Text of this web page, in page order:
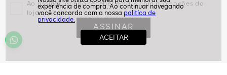
politíca de
privacidade.
Ao assinar, aceito receber emails com promoções da
loja
ASSINAR